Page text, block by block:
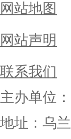
网站地图
网站声明
联系我们
主办单位
地址：乌